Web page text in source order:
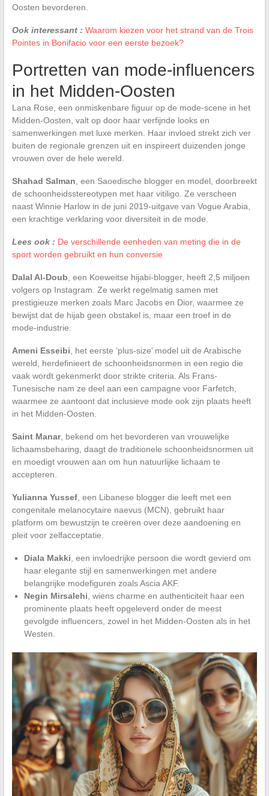
Oosten bevorderen.
Ook interessant : Waarom kiezen voor het strand van de Trois
Pointes in Bonifacio voor een eerste bezoek?
Portretten van mode-influencers
in het Midden-Oosten
Lana Rose, een onmiskenbare figuur op de mode-scene in het
Midden-Oosten, valt op door haar verfijnde looks en
samenwerkingen met luxe merken. Haar invloed strekt zich ver
buiten de regionale grenzen uit en inspireert duizenden jonge
vrouwen over de hele wereld.
Shahad Salman , een Saoedische blogger en model, doorbreekt
de schoonheidsstereotypen met haar vitiligo. Ze verscheen
naast Winnie Harlow in de juni 2019-uitgave van Vogue Arabia,
een krachtige verklaring voor diversiteit in de mode.
Lees ook : De verschillende eenheden van meting die in de
sport worden gebruikt en hun conversie
Dalal Al-Doub , een Koeweitse hijabi-blogger, heeft 2,5 miljoen
volgers op Instagram. Ze werkt regelmatig samen met
prestigieuze merken zoals Marc Jacobs en Dior, waarmee ze
bewijst dat de hijab geen obstakel is, maar een troef in de
mode-industrie.
Ameni Esseibi , het eerste ‘plus-size’ model uit de Arabische
wereld, herdefinieert de schoonheidsnormen in een regio die
vaak wordt gekenmerkt door strikte criteria. Als Frans-
Tunesische nam ze deel aan een campagne voor Farfetch,
waarmee ze aantoont dat inclusieve mode ook zijn plaats heeft
in het Midden-Oosten.
Saint Manar, bekend om het bevorderen van vrouwelijke
lichaamsbeharing, daagt de traditionele schoonheidsnormen uit
en moedigt vrouwen aan om hun natuurlijke lichaam te
accepteren.
Yulianna Yussef, een Libanese blogger die leeft met een
congenitale melanocytaire naevus (MCN), gebruikt haar
platform om bewustzijn te creëren over deze aandoening en
pleit voor zelfacceptatie.
Diala Makki , een invloedrijke persoon die wordt gevierd om
haar elegante stijl en samenwerkingen met andere
belangrijke modefiguren zoals Ascia AKF.
Negin Mirsalehi , wiens charme en authenticiteit haar een
prominente plaats heeft opgeleverd onder de meest
gevolgde influencers, zowel in het Midden-Oosten als in het
Westen.